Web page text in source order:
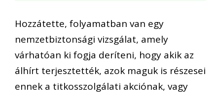
Hozzátette, folyamatban van egy
nemzetbiztonsági vizsgálat, amely
várhatóan ki fogja deríteni, hogy akik az
álhírt terjesztették, azok maguk is részesei
ennek a titkosszolgálati akciónak, vagy